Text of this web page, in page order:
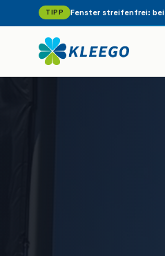
TIPP Fenster streifenfrei: bei